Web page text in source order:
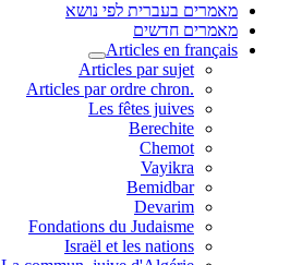
מאמרים בעברית לפי נושא
מאמרים חדשים
Articles en français
Articles par sujet
.Articles par ordre chron
Les fêtes juives
Berechite
Chemot
Vayikra
Bemidbar
Devarim
Fondations du Judaisme
Israël et les nations